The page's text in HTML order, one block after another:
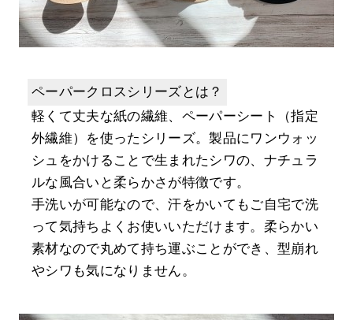
ペーパークロスシリーズとは？
軽くて丈夫な紙の繊維、ペーパーシート（指定
外繊維）を使ったシリーズ。製品にワンウォッ
シュをかけることで生まれたシワの、ナチュラ
ルな風合いと柔らかさが特徴です。
手洗いが可能なので、汗をかいてもご自宅で洗
って気持ちよくお使いいただけます。柔らかい
素材なので丸めて持ち運ぶことができ、型崩れ
やシワも気になりません。